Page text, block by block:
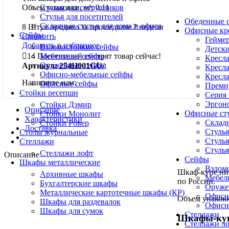
Обеденные
Офисные
Серия
Офисные
Сейфы
Стеллажи
Стеллажи
Стулья для сотрудников
Стулья для посетителей
Складные стулья для дома и офиса
Сейфы
Взломостойкие сейфы
Мебельные сейфы
Оружейные сейфы
Офисно-мебельные сейфы
Офисные сейфы
Стойки ресепшн
Стойки Дэмир
Стойки Монолит
Стойки Ровер
Столы журнальные
Стеллажи
Стеллажи лофт
Шкафы металлические
Архивные шкафы
Бухгалтерские шкафы
Металлические картотечные шкафы (КР)
Шкафы для раздевалок
Шкафы для сумок
Объем упаковки, м³: 0,11
8 Штук продано за прошедшие 2 недели
Сравнить
Добавить в избранное
14 Посетителей смотрят товар сейчас!
Артикул:254H001GU/
Напишите нам:
Описание
Характеристики
Доставка
Описание
Шкаф-купе
по России.
Объем
Шкафы-